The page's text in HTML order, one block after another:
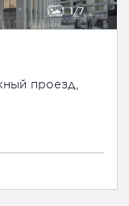
1 7
проезд,